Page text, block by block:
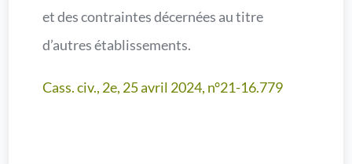
et des contraintes décernées au titre
d’autres établissements.
Cass. civ., 2e, 25 avril 2024, n°21-16.779